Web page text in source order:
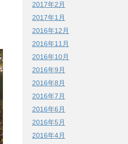
2017年2月
2017年1月
2016年12月
2016年11月
2016年10月
2016年9月
2016年8月
2016年7月
2016年6月
2016年5月
2016年4月